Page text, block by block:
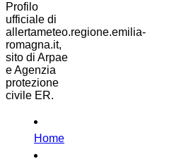
Profilo
ufficiale di
allertameteo.regione.emilia-
romagna.it,
sito di Arpae
e Agenzia
protezione
civile ER.
Home